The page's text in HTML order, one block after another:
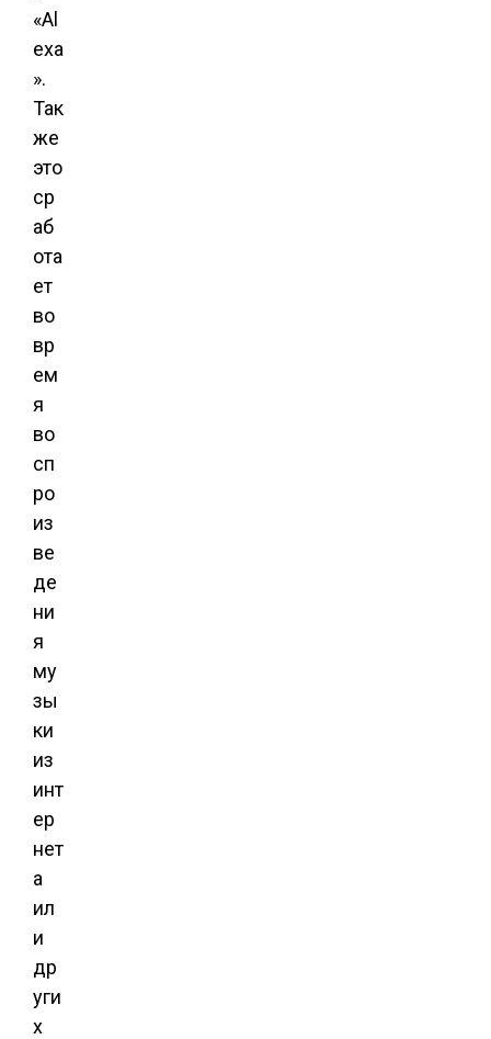
«Al
exa
».
Так
же
это
ср
аб
ота
ет
во
вр
ем
я
во
сп
ро
из
ве
де
ни
я
му
зы
ки
из
инт
ер
нет
а
ил
и
др
уги
х